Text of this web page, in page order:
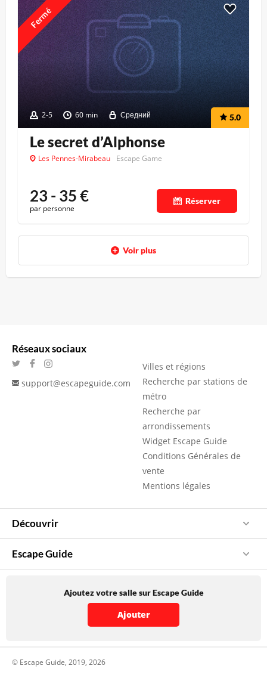
2-5 60 min Средний 5.0
Fermé
Le secret d’Alphonse
Les Pennes-Mirabeau Escape Game
23 - 35€
par personne
Réserver
Voir plus
Réseaux sociaux
support@escapeguide.com
Villes et régions
Recherche par stations de
métro
Recherche par
arrondissements
Widget Escape Guide
Conditions Générales de
vente
Mentions légales
Découvrir
Escape Guide
Ajoutez votre salle sur Escape Guide
Ajouter
© Escape Guide, 2019, 2026